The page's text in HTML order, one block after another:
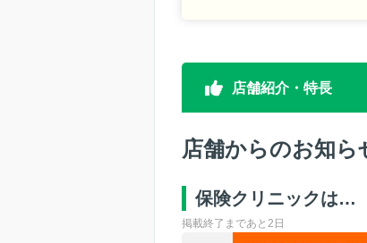
店舗紹介・特長
店舗からのお知ら
保険クリニックは…
掲載終了まであと2日